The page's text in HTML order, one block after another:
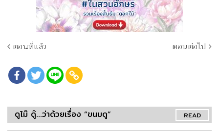
ตอนที่แล้ว ตอนต่อไป
READ
ดูไม๊ ดู๊...ว่าด้วยเรื่อง “ขนมดู”